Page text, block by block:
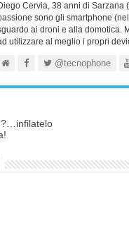
Cervia, 38 anni di Sarzana
sono gli smartphone
ai droni e alla domotica.
utilizzare al meglio i propri
@tecnophone